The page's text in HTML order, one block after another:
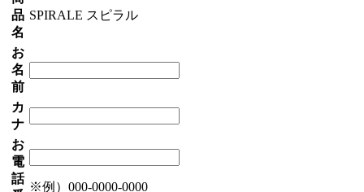
品
名
SPIRALE スピラル
お
名
前
カ
ナ
お
電
話
※例）000-0000-0000